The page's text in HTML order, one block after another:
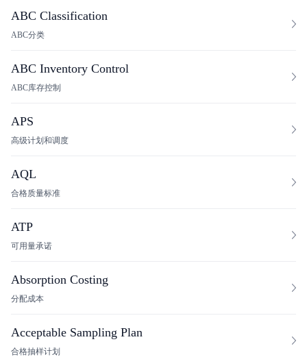
ABC Classification
ABC分类
ABC Inventory Control
ABC库存控制
APS
高级计划和调度
AQL
合格质量标准
ATP
可用量承诺
Absorption Costing
分配成本
Acceptable Sampling Plan
合格抽样计划